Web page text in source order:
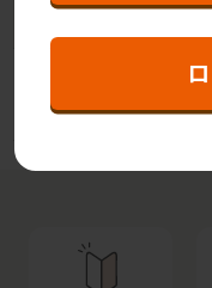
商品代金以外の
お弁当・お惣菜
ん。